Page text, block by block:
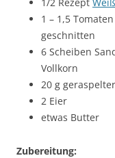
1 – 1,5
geschnitten
6 Scheiben
Vollkorn
20 g
2 Eier
etwas Butter
Zubereitung: